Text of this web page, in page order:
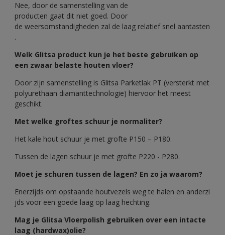
Nee, door de samenstelling van de
producten gaat dit niet goed. Door
de weersomstandigheden zal de laag relatief snel aantasten
.
Welk Glitsa product kun je het beste gebruiken op
een zwaar belaste houten vloer?
Door zijn samenstelling is Glitsa Parketlak PT (versterkt met
polyurethaan diamanttechnologie) hiervoor het meest
geschikt.
Met welke groftes schuur je normaliter?
Het kale hout schuur je met grofte P150 – P180.
Tussen de lagen schuur je met grofte P220 - P280.
Moet je schuren tussen de lagen? En zo ja waarom?
Enerzijds om opstaande houtvezels weg te halen en anderzi
jds voor een goede laag op laag hechting.
Mag je Glitsa Vloerpolish gebruiken over een intacte
laag (hardwax)olie?